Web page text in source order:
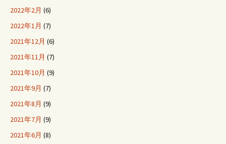
2022年2月 (6)
2022年1月 (7)
2021年12月 (6)
2021年11月 (7)
2021年10月 (9)
2021年9月 (7)
2021年8月 (9)
2021年7月 (9)
2021年6月 (8)